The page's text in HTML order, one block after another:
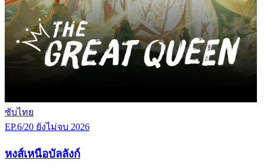
ซับไทย
EP.6/20 ยังไม่จบ 2026
หงส์เหนือบัลลังก์